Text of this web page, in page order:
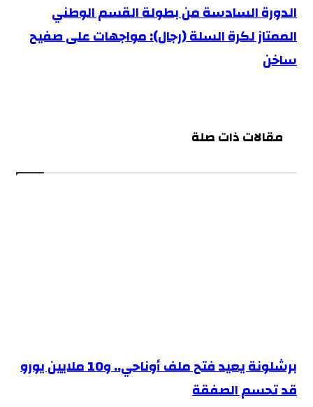
الدورة السادسة من بطولة القسم الوطني
الممتاز لكرة السلة (رجال): مواجهات على صفيح
ساخن
مقالات ذات صلة
برشلونة يعيد فتح ملف أوناحي.. و10 ملايين يورو
قد تحسم الصفقة